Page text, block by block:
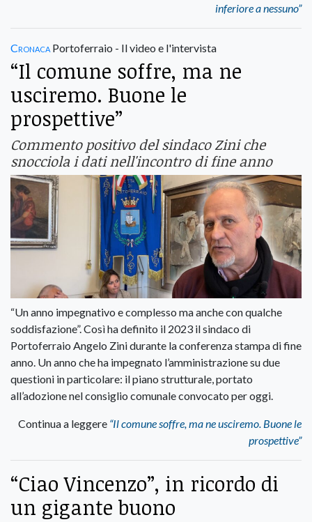
inferiore a nessuno”
Cronaca Portoferraio - Il video e l'intervista
“Il comune soffre, ma ne
usciremo. Buone le
prospettive”
Commento positivo del sindaco Zini che
snocciola i dati nell'incontro di fine anno
“Un anno impegnativo e complesso ma anche con qualche
soddisfazione”. Così ha definito il 2023 il sindaco di
Portoferraio Angelo Zini durante la conferenza stampa di fine
anno. Un anno che ha impegnato l’amministrazione su due
questioni in particolare: il piano strutturale, portato
all’adozione nel consiglio comunale convocato per oggi.
Continua a leggere “Il comune soffre, ma ne usciremo. Buone le
prospettive”
“Ciao Vincenzo”, in ricordo di
un gigante buono